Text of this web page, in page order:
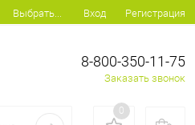
Выбрать... Вход Регистрация
8-800-350-11-75
Заказать звонок
0